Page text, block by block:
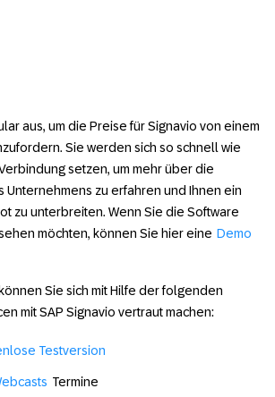
aus, um die Preise für Signavio von einem
Sie werden sich so schnell wie
setzen, um mehr über die
Unternehmens zu erfahren und Ihnen ein
zu unterbreiten. Wenn Sie die Software
möchten, können Sie hier eine Demo
Sie sich mit Hilfe der folgenden
mit SAP Signavio vertraut machen:
Testversion
Termine